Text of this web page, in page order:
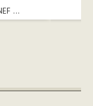
...